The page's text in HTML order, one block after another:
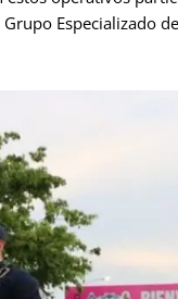
Especializado